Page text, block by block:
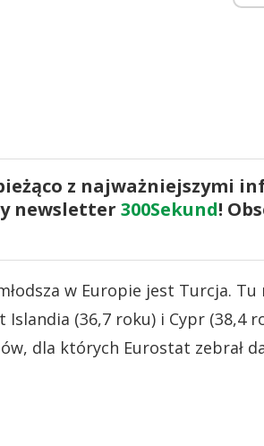
z najważniejszymi
newsletter 300Sekund!
w Europie jest Turcja.
Islandia (36,7 roku) i Cypr (38,4
dla których Eurostat zebrał